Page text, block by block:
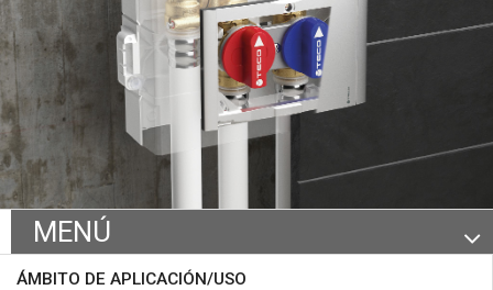
MENÚ
Certificaciones y características
ÁMBITO DE APLICACIÓN/USO